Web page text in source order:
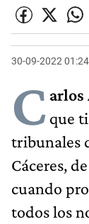
30-09-2022 01:24
C arlos
que
tribunales
Cáceres,
cuando
todos los